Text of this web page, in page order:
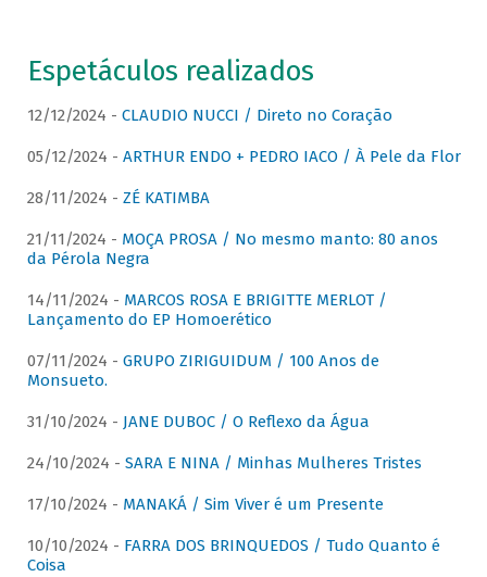
Espetáculos realizados
12/12/2024 - CLAUDIO NUCCI / Direto no Coração
05/12/2024 - ARTHUR ENDO + PEDRO IACO / À Pele da Flor
28/11/2024 - ZÉ KATIMBA
21/11/2024 - MOÇA PROSA / No mesmo manto: 80 anos
da Pérola Negra
14/11/2024 - MARCOS ROSA E BRIGITTE MERLOT /
Lançamento do EP Homoerético
07/11/2024 - GRUPO ZIRIGUIDUM / 100 Anos de
Monsueto.
31/10/2024 - JANE DUBOC / O Reflexo da Água
24/10/2024 - SARA E NINA / Minhas Mulheres Tristes
17/10/2024 - MANAKÁ / Sim Viver é um Presente
10/10/2024 - FARRA DOS BRINQUEDOS / Tudo Quanto é
Coisa